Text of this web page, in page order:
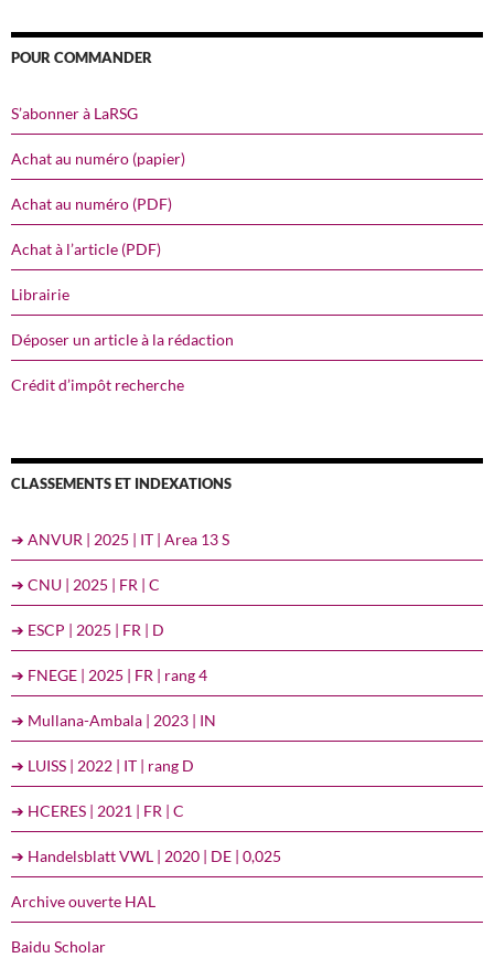
POUR COMMANDER
S’abonner à LaRSG
Achat au numéro (papier)
Achat au numéro (PDF)
Achat à l’article (PDF)
Librairie
Déposer un article à la rédaction
Crédit d’impôt recherche
CLASSEMENTS ET INDEXATIONS
➔ ANVUR | 2025 | IT | Area 13 S
➔ CNU | 2025 | FR | C
➔ ESCP | 2025 | FR | D
➔ FNEGE | 2025 | FR | rang 4
➔ Mullana-Ambala | 2023 | IN
➔ LUISS | 2022 | IT | rang D
➔ HCERES | 2021 | FR | C
➔ Handelsblatt VWL | 2020 | DE | 0,025
Archive ouverte HAL
Baidu Scholar